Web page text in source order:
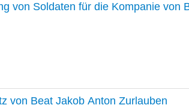
von Soldaten für die Kompanie von
von Beat Jakob Anton Zurlauben